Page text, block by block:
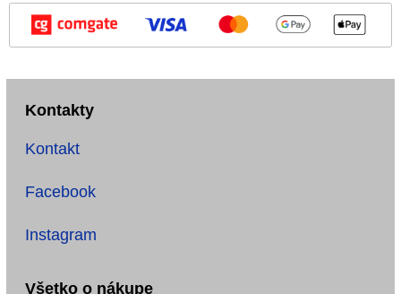
Kontakty
Kontakt
Facebook
Instagram
Všetko o nákupe